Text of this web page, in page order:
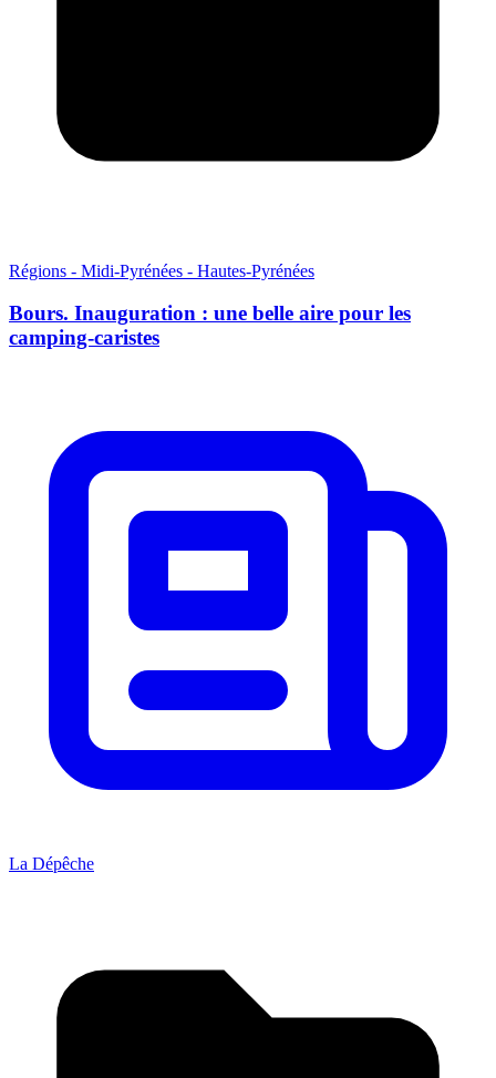
Régions - Midi-Pyrénées - Hautes-Pyrénées
Bours. Inauguration : une belle aire pour les
camping-caristes
La Dépêche